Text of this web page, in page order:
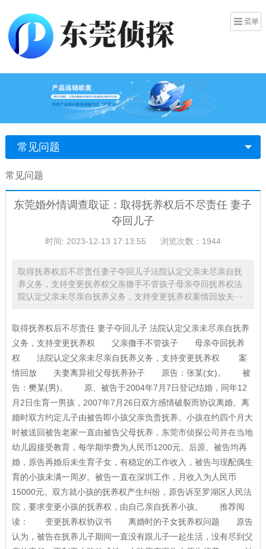
常见问题
常见问题
东莞婚外情调查取证：取得抚养权后不尽责任 妻子
夺回儿子
时间: 2023-12-13 17:13:55 浏览次数：1944
取得抚养权后不尽责任妻子夺回儿子法院认定父亲未尽亲自抚
养义务，支持变更抚养权父亲撒手不管孩子母亲夺回抚养权法
院认定父亲未尽亲自抚养义务，支持变更抚养权案情回放夫···
取得抚养权后不尽责任 妻子夺回儿子 法院认定父亲未尽亲自抚养
义务，支持变更抚养权 父亲撒手不管孩子 母亲夺回抚养
权 法院认定父亲未尽亲自抚养义务，支持变更抚养权 案
情回放 夫妻离异祖父母抚养孙子 原告：张某(女)。 被
告：樊某(男)。 原、被告于2004年7月7日登记结婚，同年12
月2日生育一男孩，2007年7月26日双方感情破裂而协议离婚。离
婚时双方约定儿子由被告即小孩父亲负责抚养。小孩在约四个月大
时被送回被告老家一直由被告父母抚养，东莞市侦探公司并在当地
幼儿园接受教育，每学期学费为人民币1200元。后原、被告均再
婚，原告再婚后未生育子女，有稳定的工作收入，被告与现配偶生
育的小孩未满一周岁。被告一直在深圳工作，月收入为人民币
15000元。双方就小孩的抚养权产生纠纷，原告诉至罗湖区人民法
院，要求变更小孩的抚养权，由自己亲自抚养小孩。 推荐阅
读： 变更抚养权协议书 离婚时的子女抚养权问题 原告
认为，被告在抚养儿子期间一直没有跟儿子一起生活，没有尽到父